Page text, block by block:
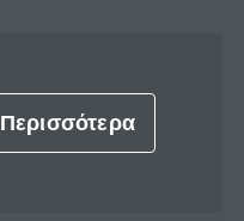
Περισσότερα